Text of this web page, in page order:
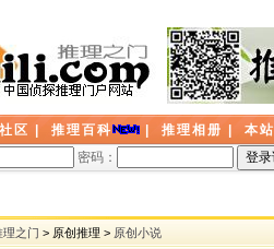
区 推理百科 推理相册
本
密码：
理之门 > 原创推理 > 原创小说